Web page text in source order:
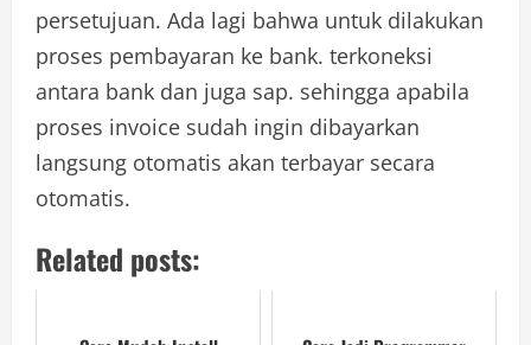
persetujuan. Ada lagi bahwa untuk dilakukan
proses pembayaran ke bank. terkoneksi
antara bank dan juga sap. sehingga apabila
proses invoice sudah ingin dibayarkan
langsung otomatis akan terbayar secara
otomatis.
Related posts: